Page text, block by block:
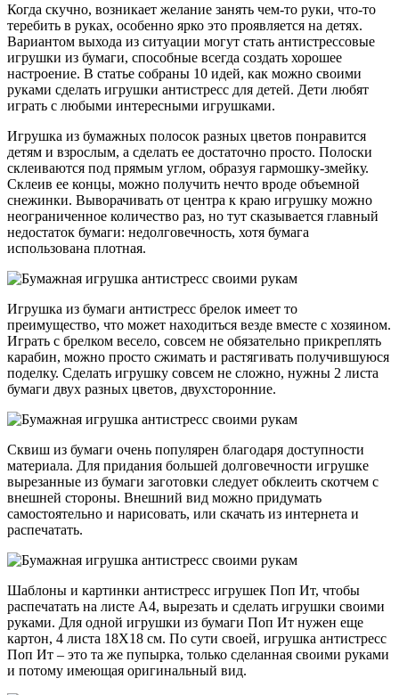
Когда скучно, возникает желание занять чем-то руки, что-то
теребить в руках, особенно ярко это проявляется на детях.
Вариантом выхода из ситуации могут стать антистрессовые
игрушки из бумаги, способные всегда создать хорошее
настроение. В статье собраны 10 идей, как можно своими
руками сделать игрушки антистресс для детей. Дети любят
играть с любыми интересными игрушками.
Игрушка из бумажных полосок разных цветов понравится
детям и взрослым, а сделать ее достаточно просто. Полоски
склеиваются под прямым углом, образуя гармошку-змейку.
Склеив ее концы, можно получить нечто вроде объемной
снежинки. Выворачивать от центра к краю игрушку можно
неограниченное количество раз, но тут сказывается главный
недостаток бумаги: недолговечность, хотя бумага
использована плотная.
Игрушка из бумаги антистресс брелок имеет то
преимущество, что может находиться везде вместе с хозяином.
Играть с брелком весело, совсем не обязательно прикреплять
карабин, можно просто сжимать и растягивать получившуюся
поделку. Сделать игрушку совсем не сложно, нужны 2 листа
бумаги двух разных цветов, двухсторонние.
Сквиш из бумаги очень популярен благодаря доступности
материала. Для придания большей долговечности игрушке
вырезанные из бумаги заготовки следует обклеить скотчем с
внешней стороны. Внешний вид можно придумать
самостоятельно и нарисовать, или скачать из интернета и
распечатать.
Шаблоны и картинки антистресс игрушек Поп Ит, чтобы
распечатать на листе А4, вырезать и сделать игрушки своими
руками. Для одной игрушки из бумаги Поп Ит нужен еще
картон, 4 листа 18Х18 см. По сути своей, игрушка антистресс
Поп Ит – это та же пупырка, только сделанная своими руками
и потому имеющая оригинальный вид.